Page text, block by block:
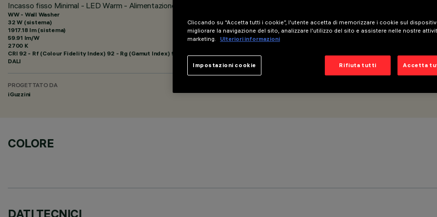
Incasso fisso Minimal - LED Warm - Alimentazione dimmerabile DALI - Wall Washer
WW - Wall Washer
32 W (sistema)
1917.18 lm (sistema)
59.91 lm/W
2700 K
CRI 92 - Rf (Colour Fidelity Index) 92 - Rg (Gamut Index) 99
DALI
PROGETTATO DA
iGuzzini
COLORE
DATI TECNICI
Cliccando su “Accetta tutti i cookie”, l'utente accetta di memorizzare i cookie sul
migliorare la navigazione del sito, analizzare l'utilizzo del sito e assistere nelle nostre
marketing.
Ulteriori informazioni
Rifiuta tutti Accetta
Impostazioni cookie